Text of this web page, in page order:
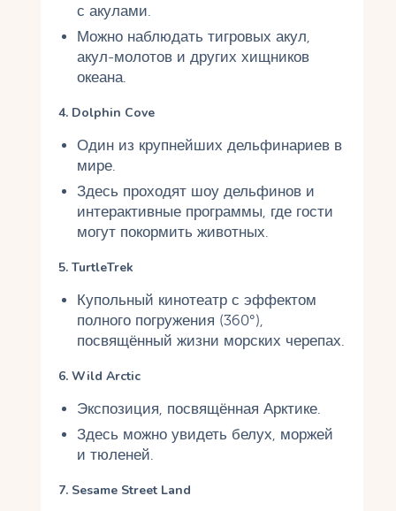
с акулами.
Можно наблюдать тигровых акул,
акул-молотов и других хищников
океана.
4. Dolphin Cove
Один из крупнейших дельфинариев в
мире.
Здесь проходят шоу дельфинов и
интерактивные программы, где гости
могут покормить животных.
5. TurtleTrek
Купольный кинотеатр с эффектом
полного погружения (360°),
посвящённый жизни морских черепах.
6. Wild Arctic
Экспозиция, посвящённая Арктике.
Здесь можно увидеть белух, моржей
и тюленей.
7. Sesame Street Land